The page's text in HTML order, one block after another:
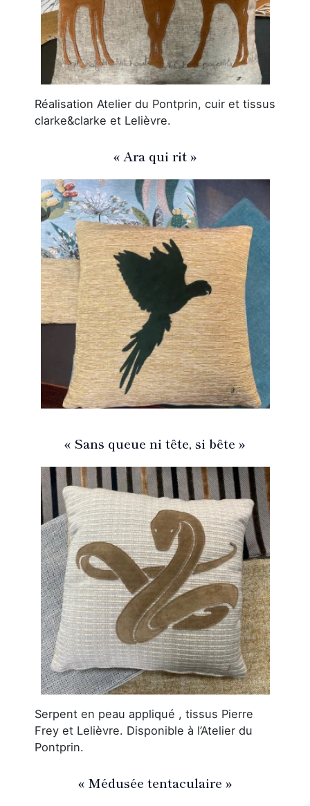
Réalisation Atelier du Pontprin, cuir et tissus
clarke&clarke et Lelièvre.
« Ara qui rit »
« Sans queue ni tête, si bête »
Serpent en peau appliqué , tissus Pierre
Frey et Lelièvre. Disponible à l’Atelier du
Pontprin.
« Médusée tentaculaire »